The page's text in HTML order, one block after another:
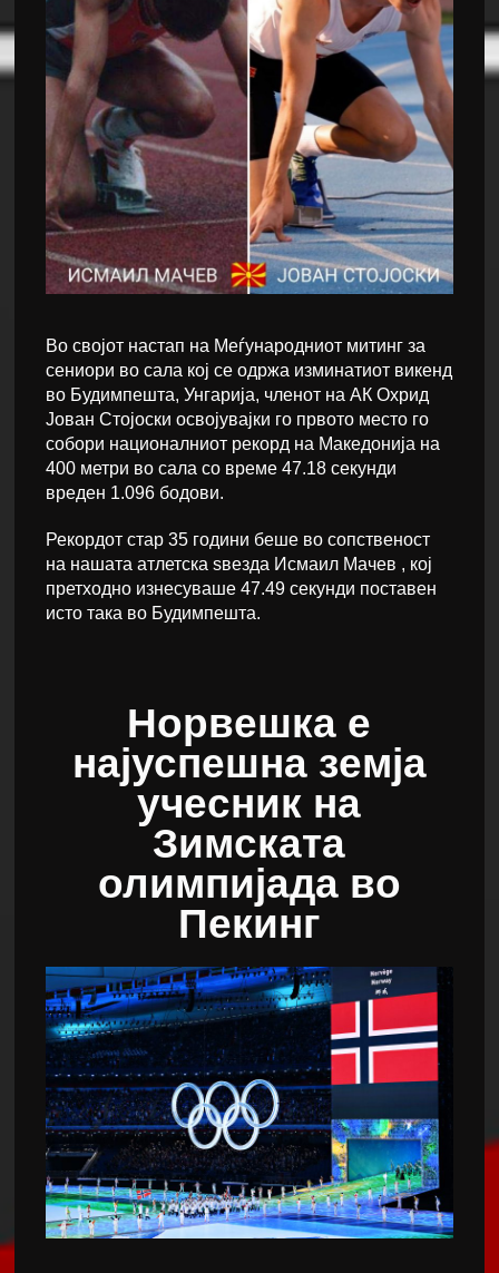
Во својот настап на Меѓународниот митинг за
сениори во сала кој се одржа изминатиот викенд
во Будимпешта, Унгарија, членот на АК Охрид
Јован Стојоски освојуваjки го првото место го
собори националниот рекорд на Македонија на
400 метри во сала со време 47.18 секунди
вреден 1.096 бодови.
Рекордот стар 35 години беше во сопственост
на нашата атлетска ѕвезда Исмаил Мачев , кој
претходно изнесуваше 47.49 секунди поставен
исто така во Будимпешта.
Норвешка е
најуспешна земја
учесник на
Зимската
олимпијада во
Пекинг